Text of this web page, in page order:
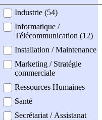
Industrie (54)
Informatique /
Télécommunication (12)
Installation / Maintenance
Marketing / Stratégie
commerciale
Ressources Humaines
Santé
Secrétariat / Assistanat